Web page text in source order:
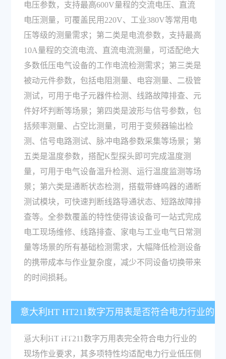
电压参数，支持最高600V量程的交流电压、直流
电压测量，可覆盖民用220V、工业380V等常用电
压等级的测量需求；第二类是电流参数，支持最高
10A量程的交流电流、直流电流测量，可适配绝大
多数低压电气设备的工作电流检测需求；第三类是
被动元件参数，包括电阻测量、电容测量、二极管
测试，可用于电子元器件检测、线路故障排查、元
件好坏判断等场景；第四类是波形与信号参数，包
括频率测量、占空比测量，可用于变频器输出检
测、信号电路测试、脉冲电路参数采集等场景；第
五类是温度参数，搭配K型探头即可完成温度测
量，可用于电气设备温升检测、运行温度监测等场
景；第六类是通断状态检测，搭载带蜂鸣器的通断
测试模块，可快速判断线路导通状态、短路故障排
查等。全参数覆盖的特性使得该设备可一站式完成
电工现场维修、线路排查、家电与工业电气日常测
量等场景的所有基础检测需求，大幅降低检测设备
的携带成本与作业复杂度，减少不同设备切换带来
的时间损耗。
意大利HT HT211数字万用表是否符合电力行业的
现场作业要求？
意大利HT HT211数字万用表完全符合电力行业的
现场作业要求，其多项特性均适配电力行业低压侧